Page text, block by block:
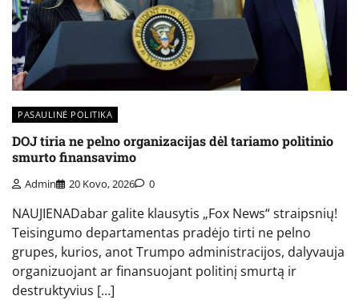
PASAULINĖ POLITIKA
DOJ tiria ne pelno organizacijas dėl tariamo politinio
smurto finansavimo
Admin 20 Kovo, 2026 0
NAUJIENADabar galite klausytis „Fox News“ straipsnių!
Teisingumo departamentas pradėjo tirti ne pelno
grupes, kurios, anot Trumpo administracijos, dalyvauja
organizuojant ar finansuojant politinį smurtą ir
destruktyvius […]